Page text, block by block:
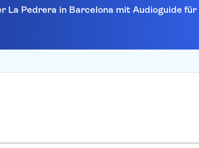
La Pedrera in Barcelona mit Audioguide